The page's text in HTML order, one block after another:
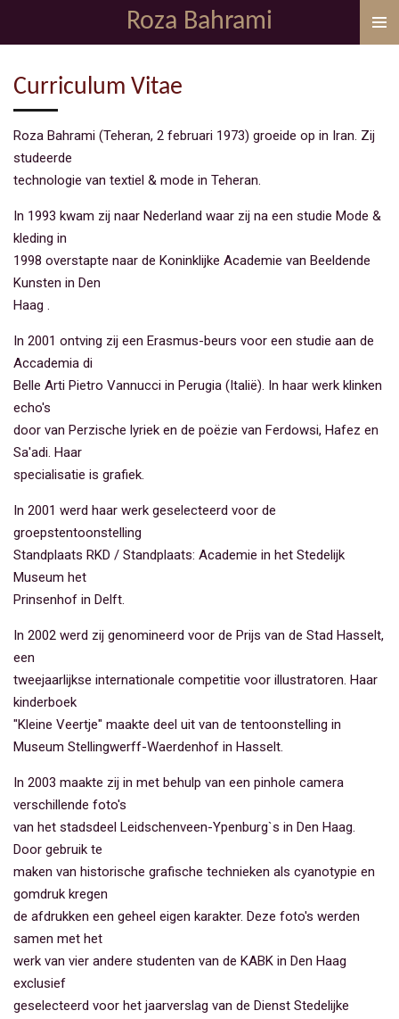
direct
de
hoofdinhoud
Roza Bahrami
Curriculum Vitae
Roza Bahrami (Teheran, 2 februari 1973) groeide op in Iran. Zij
studeerde
technologie van textiel & mode in Teheran.
In 1993 kwam zij naar Nederland waar zij na een studie Mode &
kleding in
1998 overstapte naar de Koninklijke Academie van Beeldende
Kunsten in Den
Haag .
In 2001 ontving zij een Erasmus-beurs voor een studie aan de
Accademia di
Belle Arti Pietro Vannucci in Perugia (Italië). In haar werk klinken
echo's
door van Perzische lyriek en de poëzie van Ferdowsi, Hafez en
Sa'adi. Haar
specialisatie is grafiek.
In 2001 werd haar werk geselecteerd voor de
groepstentoonstelling
Standplaats RKD / Standplaats: Academie in het Stedelijk
Museum het
Prinsenhof in Delft.
In 2002 werd zij genomineerd voor de Prijs van de Stad Hasselt,
een
tweejaarlijkse internationale competitie voor illustratoren. Haar
kinderboek
"Kleine Veertje" maakte deel uit van de tentoonstelling in
Museum Stellingwerff-Waerdenhof in Hasselt.
In 2003 maakte zij in met behulp van een pinhole camera
verschillende foto's
van het stadsdeel Leidschenveen-Ypenburg`s in Den Haag.
Door gebruik te
maken van historische grafische technieken als cyanotypie en
gomdruk kregen
de afdrukken een geheel eigen karakter. Deze foto's werden
samen met het
werk van vier andere studenten van de KABK in Den Haag
exclusief
geselecteerd voor het jaarverslag van de Dienst Stedelijke